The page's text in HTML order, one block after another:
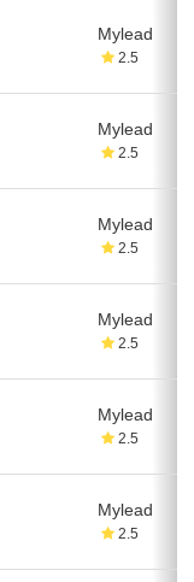
Mylead
2.5
Mylead
2.5
Mylead
2.5
Mylead
2.5
Mylead
2.5
Mylead
2.5